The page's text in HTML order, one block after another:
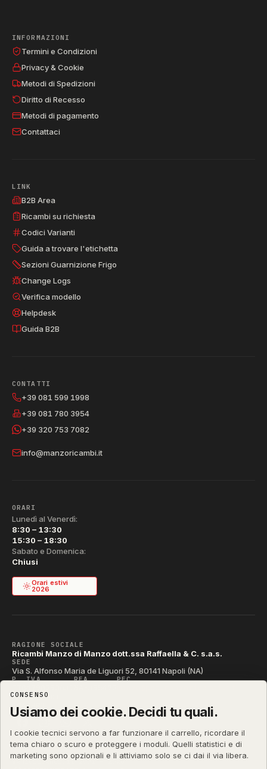
INFORMAZIONI
Termini e Condizioni
Privacy & Cookie
Metodi di Spedizioni
Diritto di Recesso
Metodi di pagamento
Contattaci
LINK
B2B Area
Ricambi su richiesta
Codici Varianti
Guida a trovare l'etichetta
Sezioni Guarnizione Frigo
Change Logs
Verifica modello
Helpdesk
Guida B2B
CONTATTI
+39 081 599 1998
+39 081 780 3954
+39 320 753 7082
info@manzoricambi.it
ORARI
Lunedì al Venerdì:
8:30 – 13:30
15:30 – 18:30
Sabato e Domenica:
Chiusi
Orari estivi
2026
RAGIONE SOCIALE
Ricambi Manzo di Manzo dott.ssa Raffaella & C. s.a.s.
SEDE
Via S. Alfonso Maria de Liguori 52, 80141 Napoli (NA)
P. IVA REA PEC
CODICE SDI
T04ZHR3
manzoricambi.it© 2001 – 2026
CONSENSO
Usiamo dei cookie. Decidi tu quali.
I cookie tecnici servono a far funzionare il carrello, ricordare il
tema chiaro o scuro e proteggere i moduli. Quelli statistici e di
marketing sono opzionali e li attiviamo solo se ci dai il via libera.